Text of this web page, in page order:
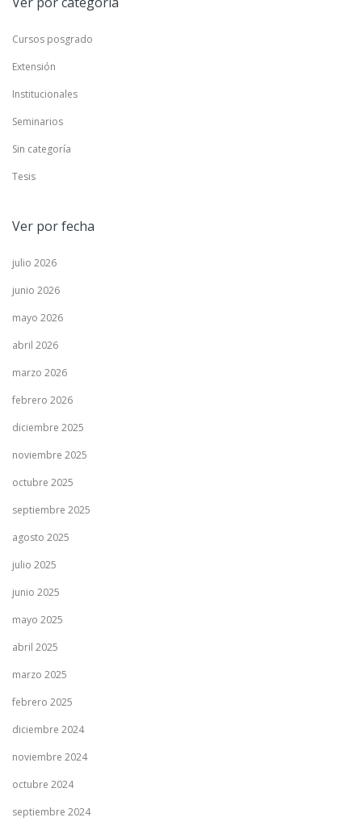
Cursos posgrado
Extensión
Institucionales
Seminarios
Sin categoría
Tesis
Ver por fecha
julio 2026
junio 2026
mayo 2026
abril 2026
marzo 2026
febrero 2026
diciembre 2025
noviembre 2025
octubre 2025
septiembre 2025
agosto 2025
julio 2025
junio 2025
mayo 2025
abril 2025
marzo 2025
febrero 2025
diciembre 2024
noviembre 2024
octubre 2024
septiembre 2024